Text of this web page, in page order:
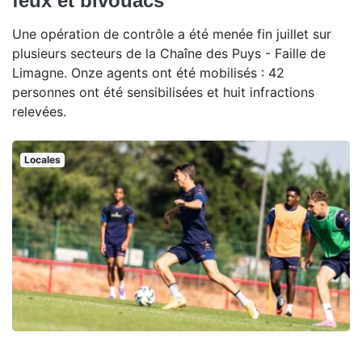
Une opération de contrôle a été menée fin juillet sur
plusieurs secteurs de la Chaîne des Puys - Faille de
Limagne. Onze agents ont été mobilisés : 42
personnes ont été sensibilisées et huit infractions
relevées.
Locales